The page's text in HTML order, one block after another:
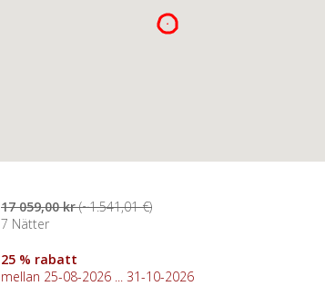
17 059,00 kr(~1.541,01 €)
7 Nätter
25 % rabatt
mellan 25-08-2026 ... 31-10-2026